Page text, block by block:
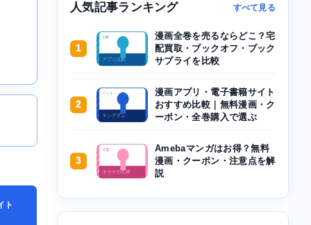
ト
人気記事ランキング すべて見る
1
漫画全巻を売るならどこ？宅
配買取・ブックオフ・ブック
サプライを比較
2
漫画アプリ・電子書籍サイト
おすすめ比較｜無料漫画・ク
ーポン・全巻購入で選ぶ
3
Amebaマンガはお得？無料
漫画・クーポン・注意点を解
説